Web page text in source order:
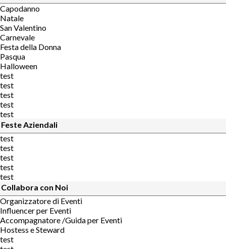
Capodanno
Natale
San Valentino
Carnevale
Festa della Donna
Pasqua
Halloween
test
test
test
test
test
Feste Aziendali
test
test
test
test
test
Collabora con Noi
Organizzatore di Eventi
Influencer per Eventi
Accompagnatore /Guida per Eventi
Hostess e Steward
test